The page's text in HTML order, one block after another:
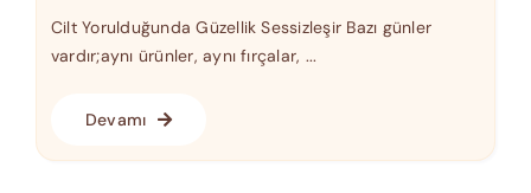
Cilt Yorulduğunda Güzellik Sessizleşir Bazı günler
vardır;aynı ürünler, aynı fırçalar, ...
Devamı